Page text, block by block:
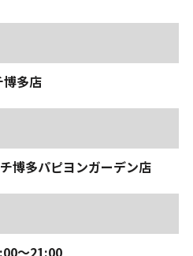
多店
博多パピヨンガーデン店
～21:00